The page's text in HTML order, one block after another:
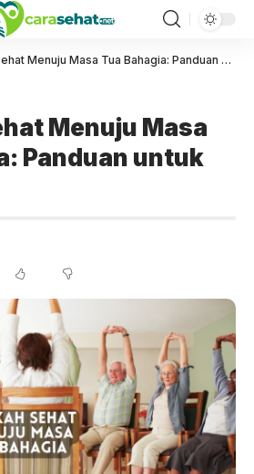
Menuju Masa Tua Bahagia: Panduan untuk Lansia
Menuju Masa
Panduan untuk